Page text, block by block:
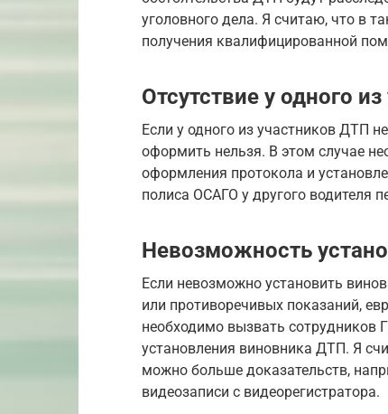
уголовного дела. Я считаю, что в
получения квалифицированной
Отсутствие у одного
Если у одного из участников ДТП
оформить нельзя. В этом случае
оформления протокола и
полиса ОСАГО у другого водителя
Невозможность
Если невозможно установить
или противоречивых показаний,
необходимо вызвать сотрудников
установления виновника ДТП. Я
можно больше доказательств,
видеозаписи с видеорегистратора.